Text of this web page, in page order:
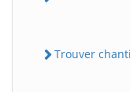
Trouver